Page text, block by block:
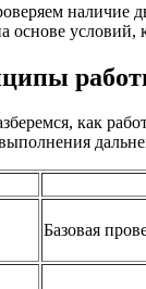
наличие
основе
как
Базовая